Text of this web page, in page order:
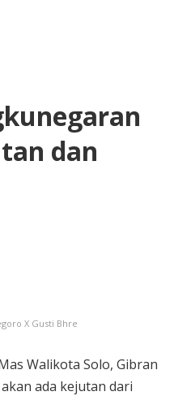
dan
X Gusti Bhre
Walikota Solo, Gibran
ada kejutan dari